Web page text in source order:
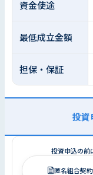
資金使途
最低成立金額
担保・保証
投資
投資申込の前
匿名組合契